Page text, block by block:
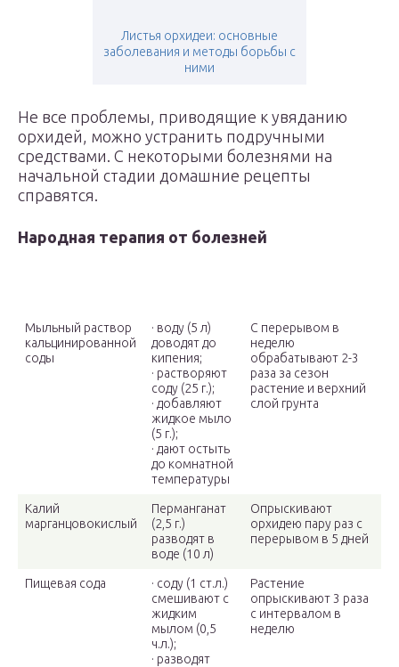
Листья орхидеи: основные
заболевания и методы борьбы с
ними
Не все проблемы, приводящие к увяданию
орхидей, можно устранить подручными
средствами. С некоторыми болезнями на
начальной стадии домашние рецепты
справятся.
Народная терапия от болезней
Мыльный раствор
кальцинированной
соды
· воду (5 л)
доводят до
кипения;
· растворяют
соду (25 г.);
· добавляют
жидкое мыло
(5 г.);
· дают остыть
до комнатной
температуры
С перерывом в
неделю
обрабатывают 2-3
раза за сезон
растение и верхний
слой грунта
Калий
марганцовокислый
Перманганат
(2,5 г.)
разводят в
воде (10 л)
Опрыскивают
орхидею пару раз с
перерывом в 5 дней
Пищевая сода
· соду (1 ст.л.)
смешивают с
жидким
мылом (0,5
ч.л.);
· разводят
Растение
опрыскивают 3 раза
с интервалом в
неделю